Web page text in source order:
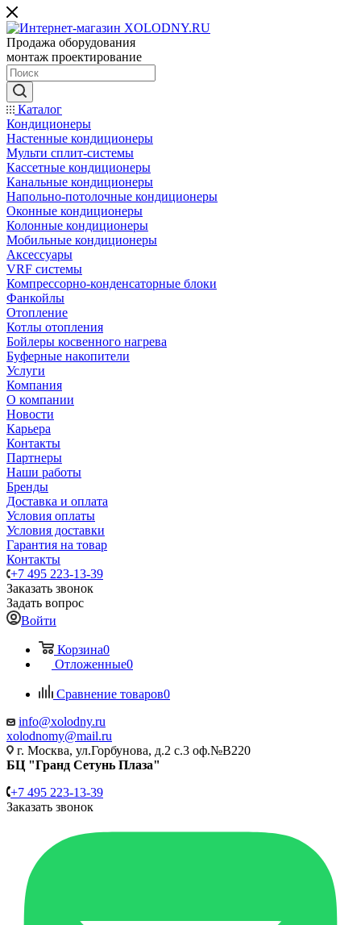
Продажа оборудования
монтаж проектирование
Каталог
Кондиционеры
Настенные кондиционеры
Мульти сплит-системы
Кассетные кондиционеры
Канальные кондиционеры
Напольно-потолочные кондиционеры
Оконные кондиционеры
Колонные кондиционеры
Мобильные кондиционеры
Аксессуары
VRF системы
Компрессорно-конденсаторные блоки
Фанкойлы
Отопление
Котлы отопления
Бойлеры косвенного нагрева
Буферные накопители
Услуги
Компания
О компании
Новости
Карьера
Контакты
Партнеры
Наши работы
Бренды
Доставка и оплата
Условия оплаты
Условия доставки
Гарантия на товар
Контакты
+7 495 223-13-39
Заказать звонок
Задать вопрос
Войти
Корзина0
Отложенные0
Сравнение товаров0
info@xolodny.ru
xolodnomy@mail.ru
г. Москва, ул.Горбунова, д.2 с.3 оф.№В220
БЦ "Гранд Сетунь Плаза"
+7 495 223-13-39
Заказать звонок